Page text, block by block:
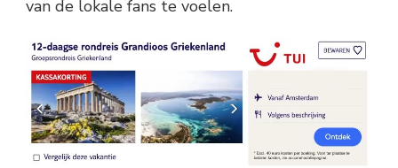
van de lokale fans te voelen.